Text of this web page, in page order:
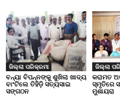
ଜିଲ୍ଲା ପରିକ୍ରମା
ବନ୍ୟା ବିପନ୍ନଙ୍କୁ ଶୁଖିଲା ଖାଦ୍ୟ
ବାଂଟିଲେ ତିହିଡି଼ ସତ୍ୟସାଇ
ସଙ୍ଗଠନ
ଜିଲ୍ଲା
କରାମତ
ସ୍ମୃତିରେ
ମୁଶାୟରା